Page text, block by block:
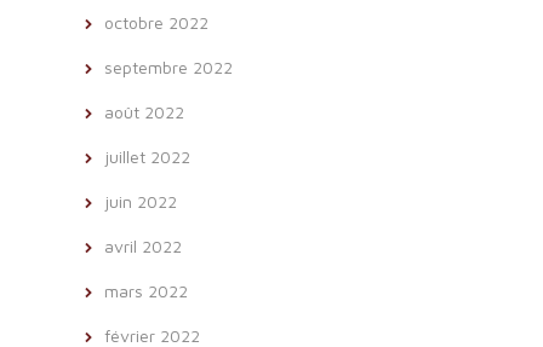
octobre 2022
septembre 2022
août 2022
juillet 2022
juin 2022
avril 2022
mars 2022
février 2022